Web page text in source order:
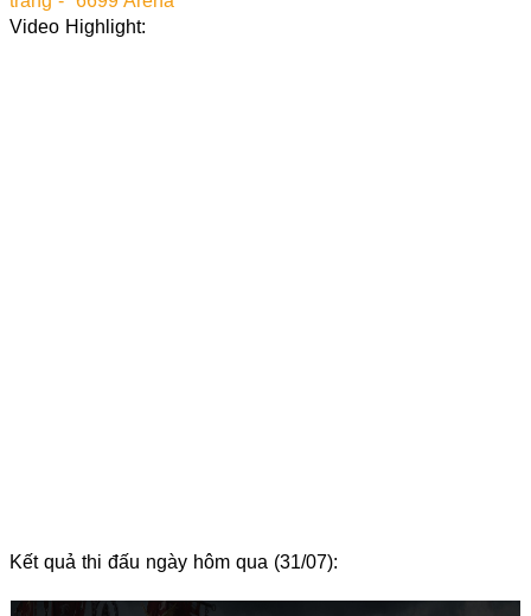
Video Highlight:
Kết quả thi đấu ngày hôm qua (31/07):